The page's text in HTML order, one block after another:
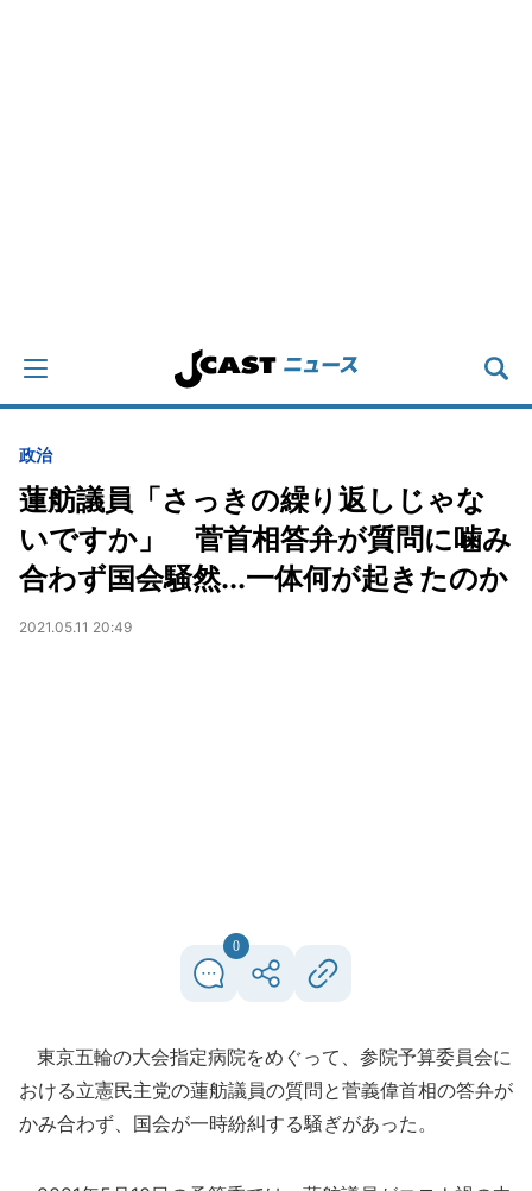
政治
蓮舫議員「さっきの繰り返しじゃな
いですか」 菅首相答弁が質問に噛み
合わず国会騒然...一体何が起きたのか
2021.05.11 20:49
0
東京五輪の大会指定病院をめぐって、参院予算委員会に
おける立憲民主党の蓮舫議員の質問と菅義偉首相の答弁が
かみ合わず、国会が一時紛糾する騒ぎがあった。